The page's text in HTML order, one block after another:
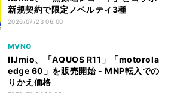
新規契約で限定ノベルティ3種
2026/07/23 06:00
MVNO
IIJmio、「AQUOS R11」「motorola
edge 60」を販売開始 - MNP転入での
りかえ価格